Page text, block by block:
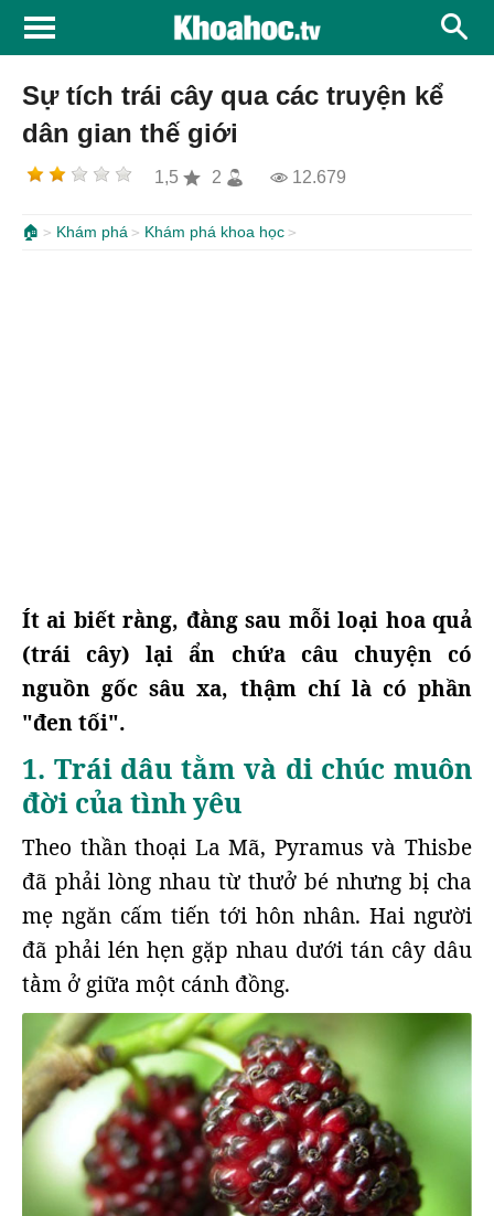
Sự tích trái cây qua các truyện kể
dân gian thế giới
1,5 2 12.679
🏠 Khám phá Khám phá khoa học
Ít ai biết rằng, đằng sau mỗi loại hoa quả
(trái cây) lại ẩn chứa câu chuyện có
nguồn gốc sâu xa, thậm chí là có phần
"đen tối".
1. Trái dâu tằm và di chúc muôn
đời của tình yêu
Theo thần thoại La Mã, Pyramus và Thisbe
đã phải lòng nhau từ thưở bé nhưng bị cha
mẹ ngăn cấm tiến tới hôn nhân. Hai người
đã phải lén hẹn gặp nhau dưới tán cây dâu
tằm ở giữa một cánh đồng.